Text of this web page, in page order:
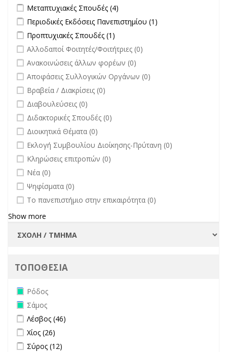
Apply Μεταπτυχιακές Σπουδές filter
Μεταπτυχιακές Σπουδές (4)
Apply Περιοδικές Εκδόσεις Πανεπιστημίου filter
Περιοδικές Εκδόσεις Πανεπιστημίου (1)
Apply Προπτυχιακές Σπουδές filter
Προπτυχιακές Σπουδές (1)
undefined
Αλλοδαποί Φοιτητές/Φοιτήτριες (0)
undefined
Ανακοινώσεις άλλων φορέων (0)
undefined
Αποφάσεις Συλλογικών Οργάνων (0)
undefined
Βραβεία / Διακρίσεις (0)
undefined
Διαβουλεύσεις (0)
undefined
Διδακτορικές Σπουδές (0)
undefined
Διοικητικά Θέματα (0)
undefined
Εκλογή Συμβουλίου Διοίκησης-Πρύτανη (0)
undefined
Κληρώσεις επιτροπών (0)
undefined
Νέα (0)
undefined
Ψηφίσματα (0)
undefined
Το πανεπιστήμιο στην επικαιρότητα (0)
Show more
ΤΟΠΟΘΕΣΙΑ
Remove Ρόδος filter
Ρόδος
Remove Σάμος filter
Σάμος
Apply Λέσβος filter
Λέσβος (46)
Apply Χίος filter
Χίος (26)
Apply Σύρος filter
Σύρος (12)